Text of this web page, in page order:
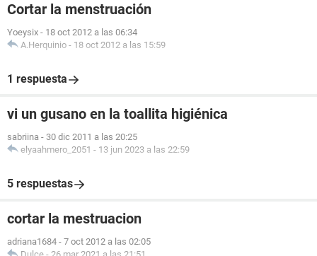
Cortar la menstruación
Yoeysix - 18 oct 2012 a las 06:34
A.Herquinio - 18 oct 2012 a las 15:59
1 respuesta
vi un gusano en la toallita higiénica
sabriina - 30 dic 2011 a las 20:25
elyaahmero_2051 - 13 jun 2023 a las 22:59
5 respuestas
cortar la mestruacion
adriana1684 - 7 oct 2012 a las 02:05